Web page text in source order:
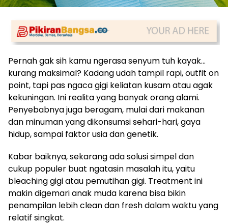
Pernah gak sih kamu ngerasa senyum tuh kayak…
kurang maksimal? Kadang udah tampil rapi, outfit on
point, tapi pas ngaca gigi keliatan kusam atau agak
kekuningan. Ini realita yang banyak orang alami.
Penyebabnya juga beragam, mulai dari makanan
dan minuman yang dikonsumsi sehari-hari, gaya
hidup, sampai faktor usia dan genetik.
Kabar baiknya, sekarang ada solusi simpel dan
cukup populer buat ngatasin masalah itu, yaitu
bleaching gigi atau pemutihan gigi. Treatment ini
makin digemari anak muda karena bisa bikin
penampilan lebih clean dan fresh dalam waktu yang
relatif singkat.